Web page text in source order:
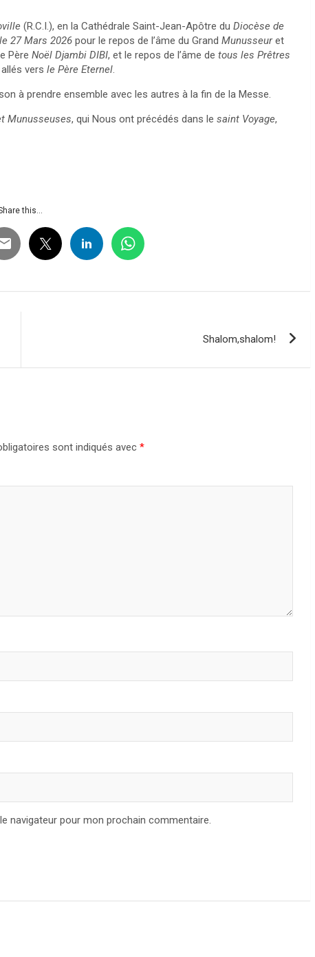
(R.C.I.), en la Cathédrale Saint-Jean-Apôtre du Diocèse de
le 27 Mars 2026 pour le repos de l’âme du Grand Munusseuret
Père Noël Djambi DIBI, et le repos de l’âme de tous les Prêtres
vers le Père Eternel
à prendre ensemble avec les autres à la fin de la Messe.
Munusseuses, qui Nous ont précédés dans le saint Voyage,
this...
Shalom,shalom!
sont indiqués avec *
navigateur pour mon prochain commentaire.